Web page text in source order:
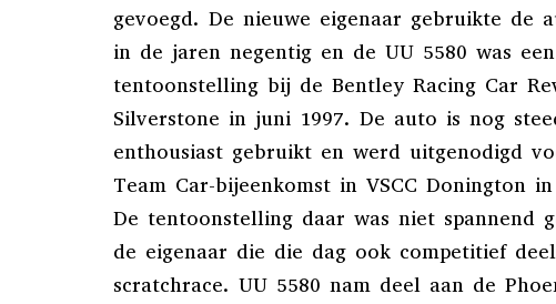
gevoegd. De nieuwe eigenaar gebruikte de
in de jaren negentig en de UU 5580 was
tentoonstelling bij de Bentley Racing Car
Silverstone in juni 1997. De auto is nog
enthousiast gebruikt en werd uitgenodigd
Team Car-bijeenkomst in VSCC Donington
De tentoonstelling daar was niet spannend
de eigenaar die die dag ook competitief
scratchrace. UU 5580 nam deel aan de